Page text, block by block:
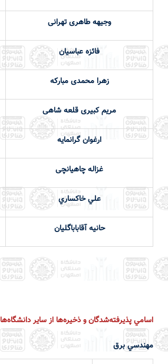
وجیهه طاهری تهرانی
فائزه عباسیان
زهرا محمدی مبارکه
مریم کبیری قلعه شاهی
ارغوان گرانمایه
غزاله چاهیانچی
علي خاكساري
حانيه آقاباباگليان
اسامي پذيرفته‌شدگان و ذخيره‌ها از ساير دانشگاه‌ها
مهندسي برق